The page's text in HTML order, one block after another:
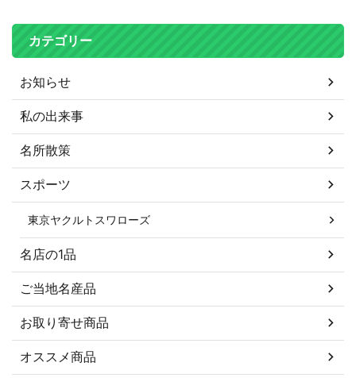
カテゴリー
お知らせ
私の出来事
名所散策
スポーツ
東京ヤクルトスワローズ
名店の1品
ご当地名産品
お取り寄せ商品
オススメ商品